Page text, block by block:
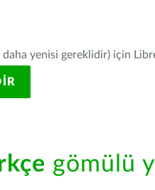
yenisi gereklidir) için
gömülü